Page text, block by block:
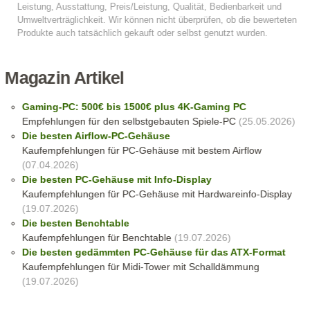
Magazin Artikel
Gaming-PC: 500€ bis 1500€ plus 4K-Gaming PC
Empfehlungen für den selbstgebauten Spiele-PC(25.05.2026)
Die besten Airflow-PC-Gehäuse
Kaufempfehlungen für PC-Gehäuse mit bestem Airflow
(07.04.2026)
Die besten PC-Gehäuse mit Info-Display
Kaufempfehlungen für PC-Gehäuse mit Hardwareinfo-Display
(19.07.2026)
Die besten Benchtable
Kaufempfehlungen für Benchtable (19.07.2026)
Die besten gedämmten PC-Gehäuse für das ATX-Format
Kaufempfehlungen für Midi-Tower mit Schalldämmung
(19.07.2026)